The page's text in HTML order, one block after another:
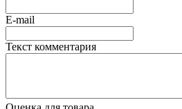
E-mail
Текст комментария